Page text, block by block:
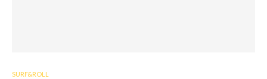
SURF&ROLL